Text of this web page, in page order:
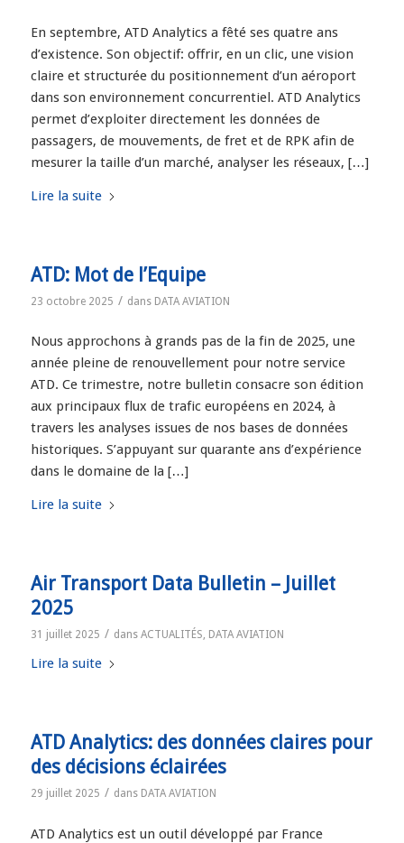
En septembre, ATD Analytics a fêté ses quatre ans
d’existence. Son objectif: offrir, en un clic, une vision
claire et structurée du positionnement d’un aéroport
dans son environnement concurrentiel. ATD Analytics
permet d’exploiter directement les données de
passagers, de mouvements, de fret et de RPK afin de
mesurer la taille d’un marché, analyser les réseaux, […]
Lire la suite
ATD: Mot de l’Equipe
23 octobre 2025 / dans DATA AVIATION
Nous approchons à grands pas de la fin de 2025, une
année pleine de renouvellement pour notre service
ATD. Ce trimestre, notre bulletin consacre son édition
aux principaux flux de trafic européens en 2024, à
travers les analyses issues de nos bases de données
historiques. S’appuyant sur quarante ans d’expérience
dans le domaine de la […]
Lire la suite
Air Transport Data Bulletin – Juillet
2025
31 juillet 2025 / dans ACTUALITÉS, DATA AVIATION
Lire la suite
ATD Analytics: des données claires pour
des décisions éclairées
29 juillet 2025 / dans DATA AVIATION
ATD Analytics est un outil développé par France